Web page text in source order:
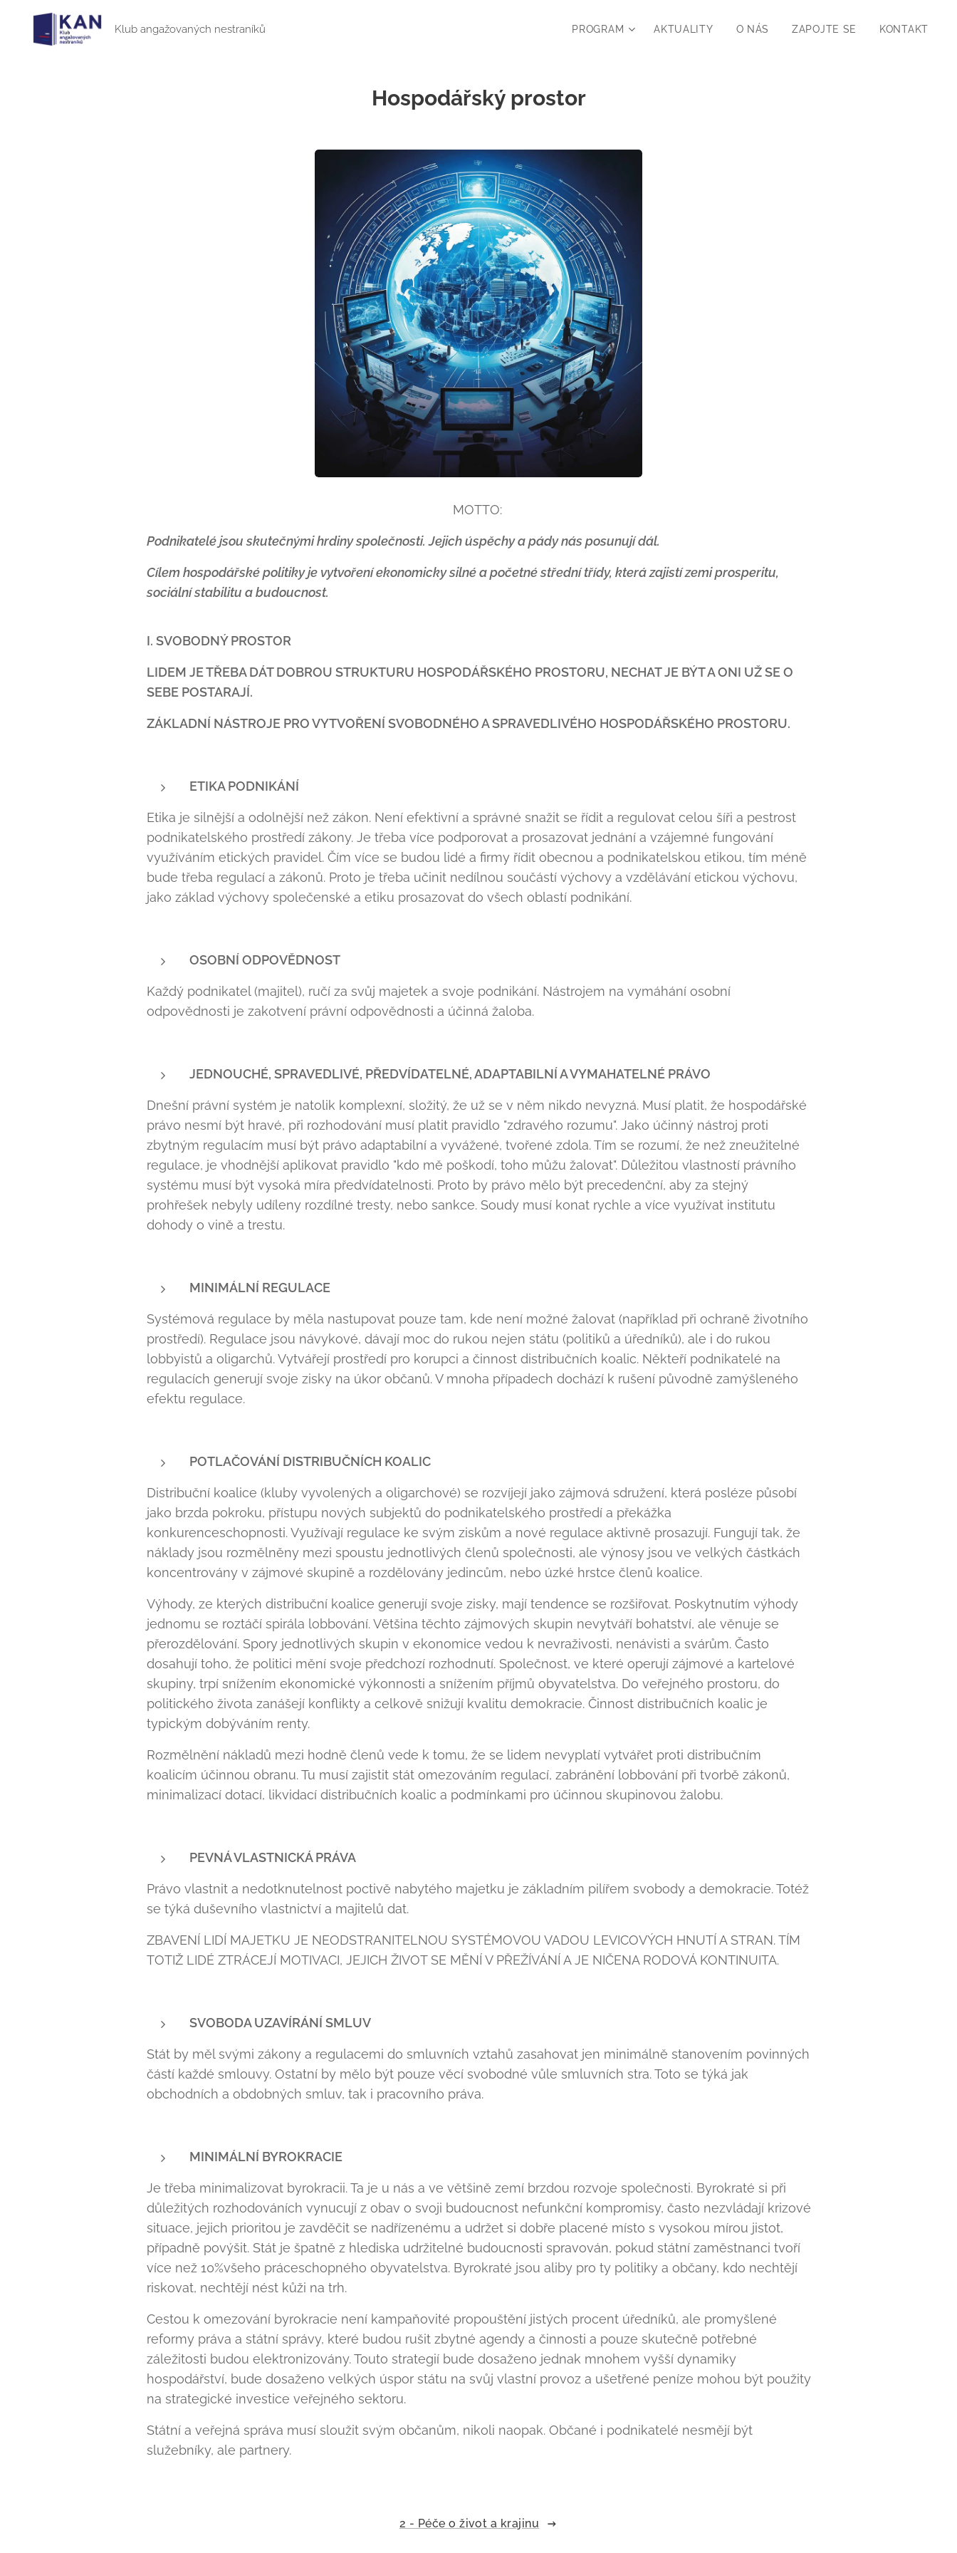
Klub angažovaných nestraníků PROGRAM AKTUALITY O NÁS ZAPOJTE SE KONTAKT
Hospodářský prostor
MOTTO:
Podnikatelé jsou skutečnými hrdiny společnosti. Jejich úspěchy a pády nás posunují dál.
Cílem hospodářské politiky je vytvoření ekonomicky silné a početné střední třídy, která zajistí zemi prosperitu,
sociální stabilitu a budoucnost.
I. SVOBODNÝ PROSTOR
LIDEM JE TŘEBA DÁT DOBROU STRUKTURU HOSPODÁŘSKÉHO PROSTORU, NECHAT JE BÝT A ONI UŽ SE O
SEBE POSTARAJÍ.
ZÁKLADNÍ NÁSTROJE PRO VYTVOŘENÍ SVOBODNÉHO A SPRAVEDLIVÉHO HOSPODÁŘSKÉHO PROSTORU.
ETIKA PODNIKÁNÍ
Etika je silnější a odolnější než zákon. Není efektivní a správné snažit se řídit a regulovat celou šíři a pestrost
podnikatelského prostředí zákony. Je třeba více podporovat a prosazovat jednání a vzájemné fungování
využíváním etických pravidel. Čím více se budou lidé a firmy řídit obecnou a podnikatelskou etikou, tím méně
bude třeba regulací a zákonů. Proto je třeba učinit nedílnou součástí výchovy a vzdělávání etickou výchovu,
jako základ výchovy společenské a etiku prosazovat do všech oblastí podnikání.
OSOBNÍ ODPOVĚDNOST
Každý podnikatel (majitel), ručí za svůj majetek a svoje podnikání. Nástrojem na vymáhání osobní
odpovědnosti je zakotvení právní odpovědnosti a účinná žaloba.
JEDNOUCHÉ, SPRAVEDLIVÉ, PŘEDVÍDATELNÉ, ADAPTABILNÍ A VYMAHATELNÉ PRÁVO
Dnešní právní systém je natolik komplexní, složitý, že už se v něm nikdo nevyzná. Musí platit, že hospodářské
právo nesmí být hravé, při rozhodování musí platit pravidlo "zdravého rozumu". Jako účinný nástroj proti
zbytným regulacím musí být právo adaptabilní a vyvážené, tvořené zdola. Tím se rozumí, že než zneužitelné
regulace, je vhodnější aplikovat pravidlo "kdo mě poškodí, toho můžu žalovat". Důležitou vlastností právního
systému musí být vysoká míra předvídatelnosti. Proto by právo mělo být precedenční, aby za stejný
prohřešek nebyly udíleny rozdílné tresty, nebo sankce. Soudy musí konat rychle a více využívat institutu
dohody o vině a trestu.
MINIMÁLNÍ REGULACE
Systémová regulace by měla nastupovat pouze tam, kde není možné žalovat (například při ochraně životního
prostředí). Regulace jsou návykové, dávají moc do rukou nejen státu (politiků a úředníků), ale i do rukou
lobbyistů a oligarchů. Vytvářejí prostředí pro korupci a činnost distribučních koalic. Někteří podnikatelé na
regulacích generují svoje zisky na úkor občanů. V mnoha případech dochází k rušení původně zamýšleného
efektu regulace.
POTLAČOVÁNÍ DISTRIBUČNÍCH KOALIC
Distribuční koalice (kluby vyvolených a oligarchové) se rozvíjejí jako zájmová sdružení, která posléze působí
jako brzda pokroku, přístupu nových subjektů do podnikatelského prostředí a překážka
konkurenceschopnosti. Využívají regulace ke svým ziskům a nové regulace aktivně prosazují. Fungují tak, že
náklady jsou rozmělněny mezi spoustu jednotlivých členů společnosti, ale výnosy jsou ve velkých částkách
koncentrovány v zájmové skupině a rozdělovány jedincům, nebo úzké hrstce členů koalice.
Výhody, ze kterých distribuční koalice generují svoje zisky, mají tendence se rozšiřovat. Poskytnutím výhody
jednomu se roztáčí spirála lobbování. Většina těchto zájmových skupin nevytváří bohatství, ale věnuje se
přerozdělování. Spory jednotlivých skupin v ekonomice vedou k nevraživosti, nenávisti a svárům. Často
dosahují toho, že politici mění svoje předchozí rozhodnutí. Společnost, ve které operují zájmové a kartelové
skupiny, trpí snížením ekonomické výkonnosti a snížením příjmů obyvatelstva. Do veřejného prostoru, do
politického života zanášejí konflikty a celkově snižují kvalitu demokracie. Činnost distribučních koalic je
typickým dobýváním renty.
Rozmělnění nákladů mezi hodně členů vede k tomu, že se lidem nevyplatí vytvářet proti distribučním
koalicím účinnou obranu. Tu musí zajistit stát omezováním regulací, zabránění lobbování při tvorbě zákonů,
minimalizací dotací, likvidací distribučních koalic a podmínkami pro účinnou skupinovou žalobu.
PEVNÁ VLASTNICKÁ PRÁVA
Právo vlastnit a nedotknutelnost poctivě nabytého majetku je základním pilířem svobody a demokracie. Totéž
se týká duševního vlastnictví a majitelů dat.
ZBAVENÍ LIDÍ MAJETKU JE NEODSTRANITELNOU SYSTÉMOVOU VADOU LEVICOVÝCH HNUTÍ A STRAN. TÍM
TOTIŽ LIDÉ ZTRÁCEJÍ MOTIVACI, JEJICH ŽIVOT SE MĚNÍ V PŘEŽÍVÁNÍ A JE NIČENA RODOVÁ KONTINUITA.
SVOBODA UZAVÍRÁNÍ SMLUV
Stát by měl svými zákony a regulacemi do smluvních vztahů zasahovat jen minimálně stanovením povinných
částí každé smlouvy. Ostatní by mělo být pouze věcí svobodné vůle smluvních stra. Toto se týká jak
obchodních a obdobných smluv, tak i pracovního práva.
MINIMÁLNÍ BYROKRACIE
Je třeba minimalizovat byrokracii. Ta je u nás a ve většině zemí brzdou rozvoje společnosti. Byrokraté si při
důležitých rozhodováních vynucují z obav o svoji budoucnost nefunkční kompromisy, často nezvládají krizové
situace, jejich prioritou je zavděčit se nadřízenému a udržet si dobře placené místo s vysokou mírou jistot,
případně povýšit. Stát je špatně z hlediska udržitelné budoucnosti spravován, pokud státní zaměstnanci tvoří
více než 10%všeho práceschopného obyvatelstva. Byrokraté jsou aliby pro ty politiky a občany, kdo nechtějí
riskovat, nechtějí nést kůži na trh.
Cestou k omezování byrokracie není kampaňovité propouštění jistých procent úředníků, ale promyšlené
reformy práva a státní správy, které budou rušit zbytné agendy a činnosti a pouze skutečně potřebné
záležitosti budou elektronizovány. Touto strategií bude dosaženo jednak mnohem vyšší dynamiky
hospodářství, bude dosaženo velkých úspor státu na svůj vlastní provoz a ušetřené peníze mohou být použity
na strategické investice veřejného sektoru.
Státní a veřejná správa musí sloužit svým občanům, nikoli naopak. Občané i podnikatelé nesmějí být
služebníky, ale partnery.
2 - Péče o život a krajinu